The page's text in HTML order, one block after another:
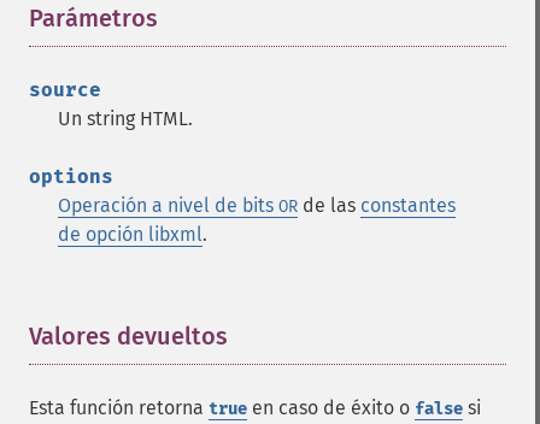
Parámetros
source
Un string HTML.
options
Operación a nivel de bits OR de las constantes
de opción libxml.
Valores devueltos
Esta función retorna true en caso de éxito o false si